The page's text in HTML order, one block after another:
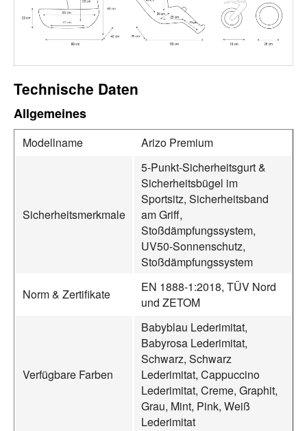
Technische Daten
Allgemeines
Modellname Arizo Premium
Sicherheitsmerkmale
5-Punkt-Sicherheitsgurt &
Sicherheitsbügel im
Sportsitz, Sicherheitsband
am Griff,
Stoßdämpfungssystem,
UV50-Sonnenschutz,
Stoßdämpfungssystem
Norm & Zertifikate
EN 1888-1:2018, TÜV Nord
und ZETOM
Verfügbare Farben
Babyblau Lederimitat,
Babyrosa Lederimitat,
Schwarz, Schwarz
Lederimitat, Cappuccino
Lederimitat, Creme, Graphit,
Grau, Mint, Pink, Weiß
Lederimitat